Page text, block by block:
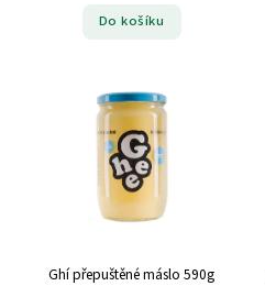
Do košíku
Ghí přepuštěné máslo 590g